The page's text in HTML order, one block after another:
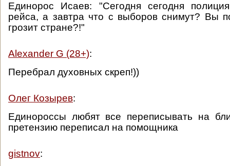
Единорос Исаев: "Сегодня сегодня
рейса, а завтра что с выборов снимут? Вы
грозит стране?!"
Alexander G (28+):
Перебрал духовных скреп!))
Олег Козырев:
Единороссы любят все переписывать на
претензию переписал на помощника
gistnov: